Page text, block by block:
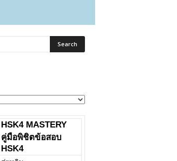
HSK4 MASTERY
คู่มือพิชิตข้อสอบ
HSK4